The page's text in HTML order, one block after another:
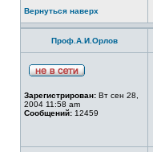
Вернуться наверх
Проф.А.И.Орлов
Зарегистрирован: Вт сен 28,
2004 11:58 am
Сообщений: 12459